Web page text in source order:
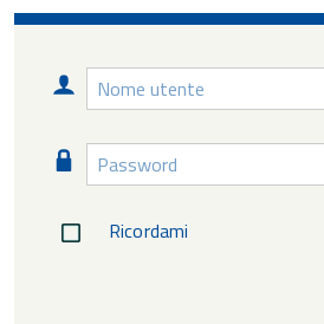
Nome
utente
Password
Ricordami